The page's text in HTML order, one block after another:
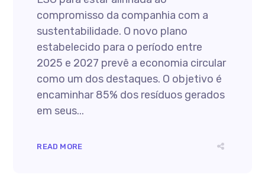
compromisso da companhia com a
sustentabilidade. O novo plano
estabelecido para o período entre
2025 e 2027 prevê a economia circular
como um dos destaques. O objetivo é
encaminhar 85% dos resíduos gerados
em seus...
READ MORE